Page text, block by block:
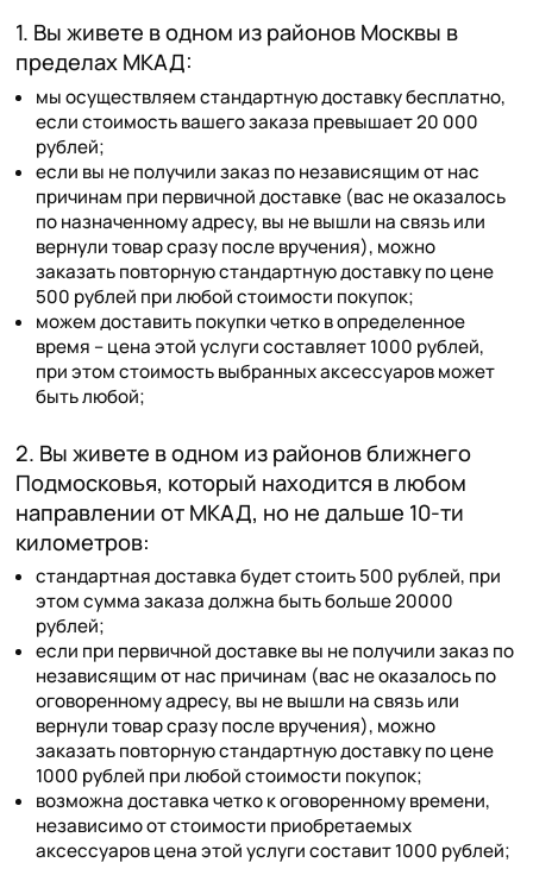
1. Вы живете в одном из районов Москвы в
пределах МКАД:
мы осуществляем стандартную доставку бесплатно,
если стоимость вашего заказа превышает 20 000
рублей;
если вы не получили заказ по независящим от нас
причинам при первичной доставке (вас не оказалось
по назначенному адресу, вы не вышли на связь или
вернули товар сразу после вручения), можно
заказать повторную стандартную доставку по цене
500 рублей при любой стоимости покупок;
можем доставить покупки четко в определенное
время – цена этой услуги составляет 1000 рублей,
при этом стоимость выбранных аксессуаров может
быть любой;
2. Вы живете в одном из районов ближнего
Подмосковья, который находится в любом
направлении от МКАД, но не дальше 10-ти
километров:
стандартная доставка будет стоить 500 рублей, при
этом сумма заказа должна быть больше 20000
рублей;
если при первичной доставке вы не получили заказ по
независящим от нас причинам (вас не оказалось по
оговоренному адресу, вы не вышли на связь или
вернули товар сразу после вручения), можно
заказать повторную стандартную доставку по цене
1000 рублей при любой стоимости покупок;
возможна доставка четко к оговоренному времени,
независимо от стоимости приобретаемых
аксессуаров цена этой услуги составит 1000 рублей;